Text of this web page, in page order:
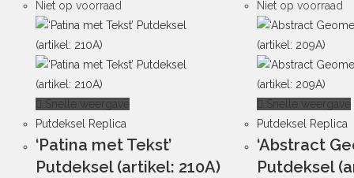
Niet op voorraad
Snelle weergave
Putdeksel Replica
‘Patina met Tekst’
Putdeksel (artikel: 210A)
Niet op voorraad
Snelle weergave
Putdeksel Replica
‘Abstract
Putdeksel